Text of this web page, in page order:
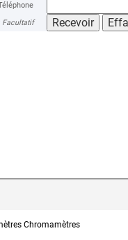
Facultatif
Chromamètres